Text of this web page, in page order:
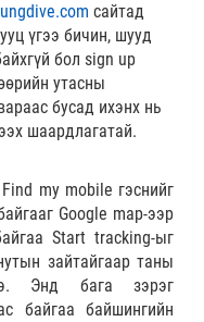
сайтад
үгээ бичин, шууд
бол sign up
утасны
бусад ихэнх нь
шаардлагатай.
my mobile гэснийг
Google map-ээр
Start tracking-ыг
зайтайгаар таны
Энд бага зэрэг
байгаа байшингийн